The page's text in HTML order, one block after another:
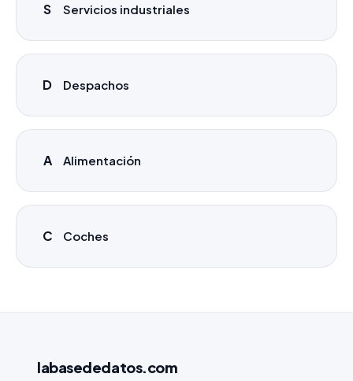
S Servicios industriales
D Despachos
A Alimentación
C Coches
labasededatos.com